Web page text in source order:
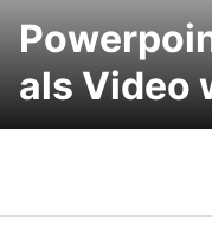
als Video